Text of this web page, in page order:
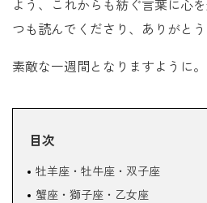
よう、これからも紡ぐ言葉に心
つも読んでくださり、ありがとう
素敵な一週間となりますように。
目次
牡羊座・牡牛座・双子座
蟹座・獅子座・乙女座